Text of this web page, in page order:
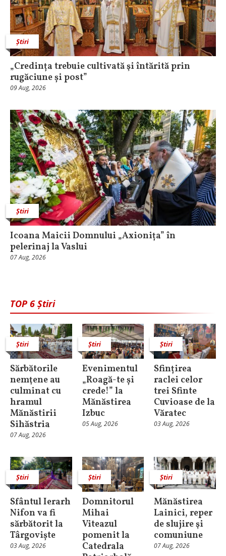
Știri
„Credința trebuie cultivată şi întărită prin
rugăciune și post”
09 Aug, 2026
Știri
Icoana Maicii Domnului „Axionița” în
pelerinaj la Vaslui
07 Aug, 2026
TOP 6 Știri
Știri
Sărbătorile
nemţene au
culminat cu
hramul
Mănăstirii
Sihăstria
07 Aug, 2026
Știri
Evenimentul
„Roagă-te și
crede!” la
Mănăstirea
Izbuc
05 Aug, 2026
Știri
Sfințirea
raclei celor
trei Sfinte
Cuvioase de la
Văratec
03 Aug, 2026
Știri
Sfântul Ierarh
Nifon va fi
sărbătorit la
Târgoviște
03 Aug, 2026
Știri
Domnitorul
Mihai
Viteazul
pomenit la
Catedrala
Știri
Mănăstirea
Lainici, reper
de slujire şi
comuniune
07 Aug, 2026